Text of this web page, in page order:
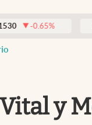
% DÓLAR
y